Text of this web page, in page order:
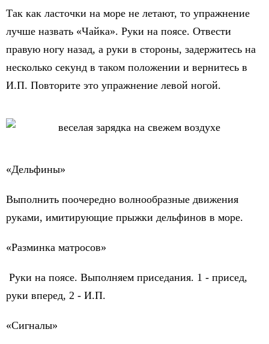
Так как ласточки на море не летают, то упражнение
лучше назвать «Чайка». Руки на поясе. Отвести
правую ногу назад, а руки в стороны, задержитесь на
несколько секунд в таком положении и вернитесь в
И.П. Повторите это упражнение левой ногой.
«Дельфины»
Выполнить поочередно волнообразные движения
руками, имитирующие прыжки дельфинов в море.
«Разминка матросов»
Руки на поясе. Выполняем приседания. 1 - присед,
руки вперед, 2 - И.П.
«Сигналы»